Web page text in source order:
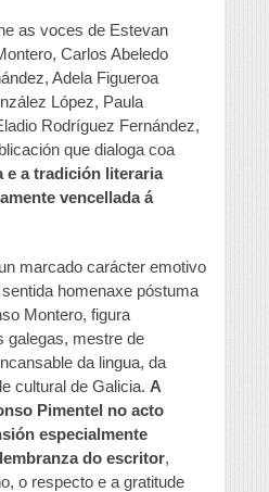
as voces de Estevan
Carlos Abeledo
Adela Figueroa
López, Paula
Rodríguez Fernández,
que dialoga coa
e a tradición literaria
vencellada á
marcado carácter emotivo
homenaxe póstuma
Montero, figura
galegas, mestre de
da lingua, da
cultural de Galicia. A
Pimentel no acto
especialmente
do escritor,
o respecto e a gratitude